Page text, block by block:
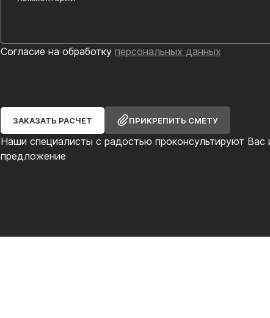
Наши специалисты с радостью проконсультируют Вас
предложение
Согласие на обработку персональных данных
ЗАКАЗАТЬ РАСЧЕТ ПРИКРЕПИТЬ СМЕТУ